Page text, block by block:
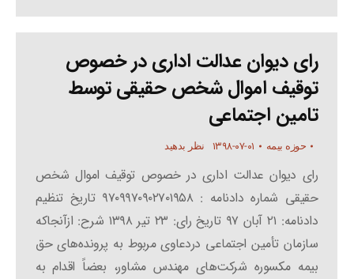
رای دیوان عدالت اداری در خصوص
توقیف اموال شخص حقیقی توسط
تامین اجتماعی
حوزه بیمه ۱۳۹۸-۰۷-۰۱ نظر بدهید
رای دیوان عدالت اداری در خصوص توقیف اموال شخص
حقیقی شماره دادنامه : ۹۷۰۹۹۷۰۹۰۲۷۰۱۹۵۸ تاریخ تنظیم
دادنامه: ۲۱ آبان ۹۷ تاریخ رای: ۲۳ تیر ۱۳۹۸ شرح: ازآنجاکه
سازمان تأمین اجتماعی دردعاوی مربوط به پرونده‌های حق
بیمه مکسوره شرکت‌های مهندس مشاور، بعضاً اقدام به